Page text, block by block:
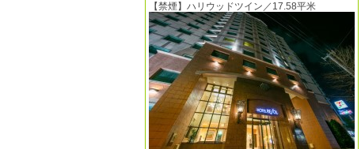
【禁煙】ハリウッドツイン／17.58平米